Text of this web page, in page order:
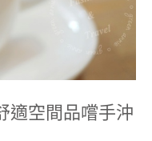
適空間品嚐手沖